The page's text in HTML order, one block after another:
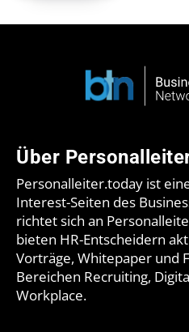
Über
Personalleiter.today ist
Interest-Seiten des
richtet sich an
bieten HR-Entscheidern
Vorträge, Whitepaper und
Bereichen Recruiting,
Workplace.